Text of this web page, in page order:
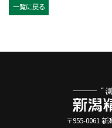
一覧に戻る
〒955-0061 新